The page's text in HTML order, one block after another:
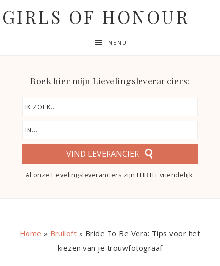
GIRLS OF HONOUR
MENU
Boek hier mijn Lievelingsleveranciers:
VIND LEVERANCIER
Al onze Lievelingsleveranciers zijn LHBTI+ vriendelijk.
Home » Bruiloft » Bride To Be Vera: Tips voor het
kiezen van je trouwfotograaf